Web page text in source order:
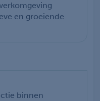
en groeiende
binnen